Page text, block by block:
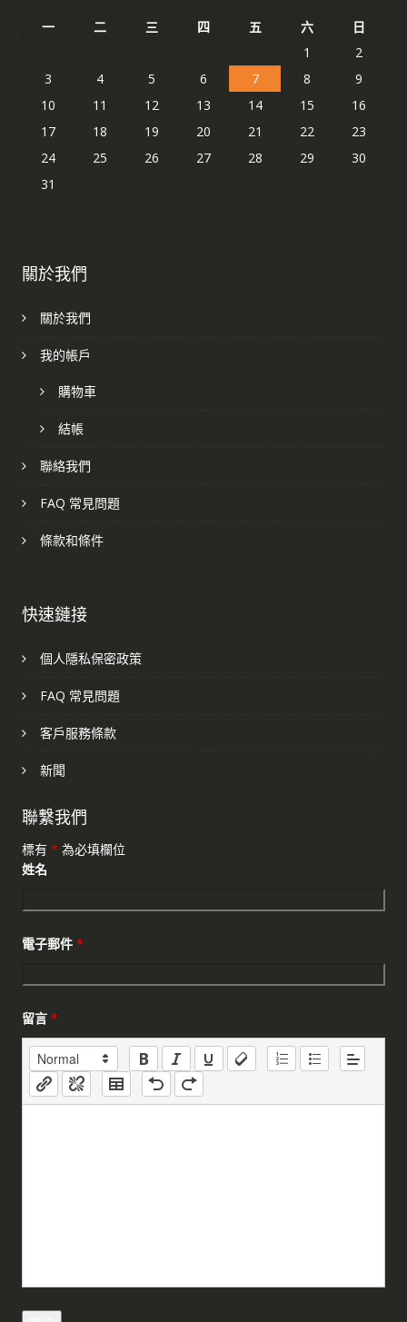
一 二 三 四 五 六
日
1
2
3
4 5 6 7 8
9
10
11 12 13 14 15
16
17
18 19 20 21 22
23
24
25 26 27 28 29
30
31
關於我們
關於我們
我的帳戶
購物車
結帳
聯絡我們
FAQ 常見問題
條款和條件
快速鏈接
個人隱私保密政策
FAQ 常見問題
客戶服務條款
新聞
聯繫我們
標有 * 為必填欄位
姓名
電子郵件 *
留言 *